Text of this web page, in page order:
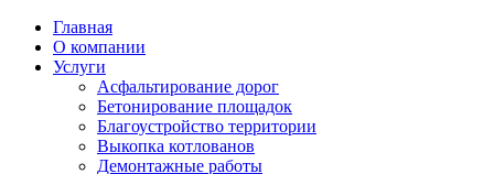
Главная
О компании
Услуги
Асфальтирование дорог
Бетонирование площадок
Благоустройство территории
Выкопка котлованов
Демонтажные работы